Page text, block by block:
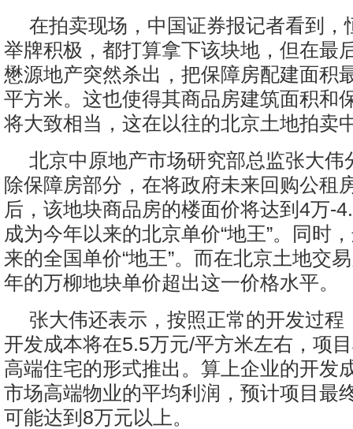
在拍卖现场，中国证券报记者看到，
举牌积极，都打算拿下该块地，但在最
懋源地产突然杀出，把保障房配建面积
平方米。这也使得其商品房建筑面积和
将大致相当，这在以往的北京土地拍卖
北京中原地产市场研究部总监张大伟
除保障房部分，在将政府未来回购公租
后，该地块商品房的楼面价将达到4万-
成为今年以来的北京单价“地王”。同时
来的全国单价“地王”。而在北京土地交
年的万柳地块单价超出这一价格水平。
张大伟还表示，按照正常的开发过程
开发成本将在5.5万元/平方米左右，项
高端住宅的形式推出。算上企业的开发
市场高端物业的平均利润，预计项目最
可能达到8万元以上。